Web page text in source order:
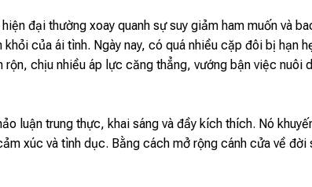
đại thường xoay quanh sự suy giảm ham muốn và
của ái tình. Ngày nay, có quá nhiều cặp đôi bị hạn
rộn, chịu nhiều áp lực căng thẳng, vướng bận việc
luận trung thực, khai sáng và đầy kích thích. Nó
xúc và tình dục. Bằng cách mở rộng cánh cửa về